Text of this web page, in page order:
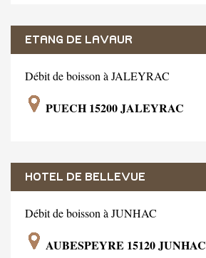
ETANG DE LAVAUR
Débit de boisson à JALEYRAC
PUECH 15200 JALEYRAC
HOTEL DE BELLEVUE
Débit de boisson à JUNHAC
AUBESPEYRE 15120 JUNHAC